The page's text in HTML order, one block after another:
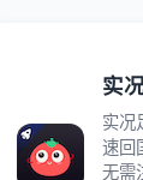
实
实况
速回
无需